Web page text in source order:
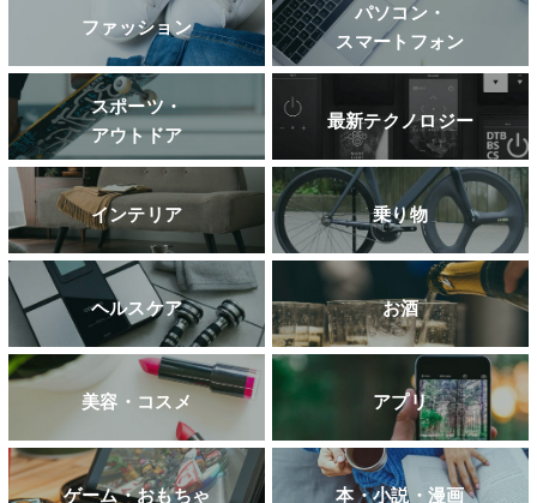
ファッション
パソコン・
スマートフォン
スポーツ・
アウトドア
最新テクノロジー
インテリア 乗り物
ヘルスケア お酒
美容・コスメ アプリ
ゲーム・おもちゃ 本・小説・漫画